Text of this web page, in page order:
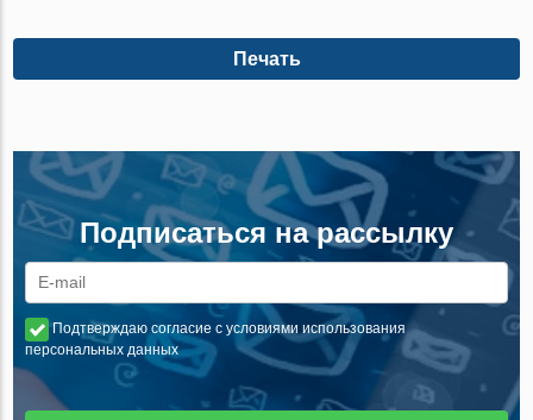
Печать
Подписаться на рассылку
Подтверждаю согласие с условиями использования
персональных данных